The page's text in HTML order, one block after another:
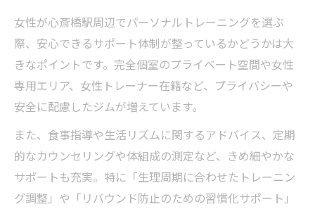
女性が心斎橋駅周辺でパーソナルトレーニングを選ぶ
際、安心できるサポート体制が整っているかどうかは大
きなポイントです。完全個室のプライベート空間や女性
専用エリア、女性トレーナー在籍など、プライバシーや
安全に配慮したジムが増えています。
また、食事指導や生活リズムに関するアドバイス、定期
的なカウンセリングや体組成の測定など、きめ細やかな
サポートも充実。特に「生理周期に合わせたトレーニン
グ調整」や「リバウンド防止のための習慣化サポート」